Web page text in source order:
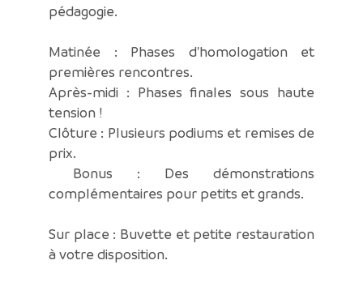
pédagogie.
Matinée : Phases d'homologation et
premières rencontres.
Après-midi : Phases finales sous haute
tension !
Clôture : Plusieurs podiums et remises de
prix.
️ Bonus : Des démonstrations
complémentaires pour petits et grands.
Sur place : Buvette et petite restauration
à votre disposition.